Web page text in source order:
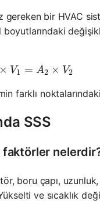
bir HVAC
A_1 \times
× V1 = A2 × V2
farklı noktalarındaki
SSS
faktörler
boru çapı,
ve sıcaklık